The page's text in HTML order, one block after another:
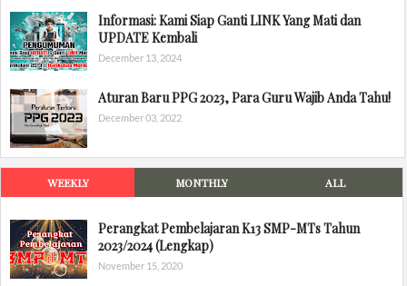
Informasi: Kami Siap Ganti LINK Yang Mati dan
UPDATE Kembali
December 13, 2024
Aturan Baru PPG 2023, Para Guru Wajib Anda Tahu!
December 03, 2022
WEEKLY MONTHLY ALL
Perangkat Pembelajaran K13 SMP-MTs Tahun
2023/2024 (Lengkap)
November 15, 2020